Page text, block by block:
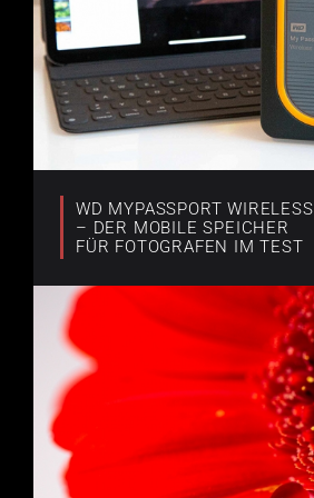
WD MYPASSPORT WIRELESS
– DER MOBILE SPEICHER
FÜR FOTOGRAFEN IM TEST